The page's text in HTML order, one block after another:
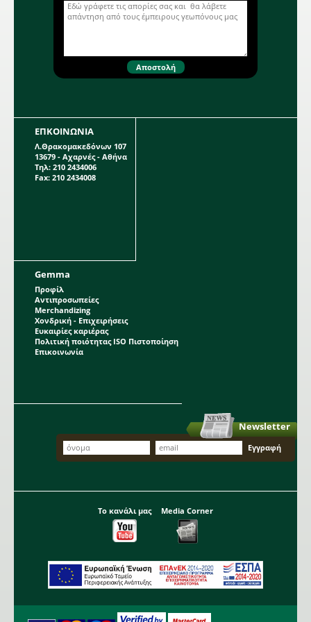
ΕΠΚΟΙΝΩΝΙΑ
Λ.Θρακομακεδόνων 107
13679 - Αχαρνές - Αθήνα
Τηλ: 210 2434006
Fax: 210 2434008
Gemma
Προφίλ
Αντιπροσωπείες
Merchandizing
Χονδρική - Επιχειρήσεις
Ευκαιρίες καριέρας
Πολιτική ποιότητας ISO Πιστοποίηση
Επικοινωνία
Newsletter
Το κανάλι μας Media Corner